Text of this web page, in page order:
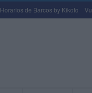
Horarios de Barcos by Kikoto